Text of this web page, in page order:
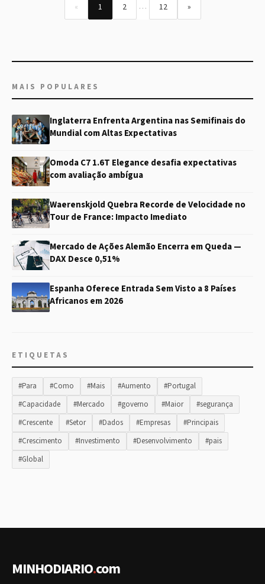
« 1 2 … 12 »
MAIS POPULARES
Inglaterra Enfrenta Argentina nas Semifinais do
Mundial com Altas Expectativas
Omoda C7 1.6T Elegance desafia expectativas
com avaliação ambígua
Waerenskjold Quebra Recorde de Velocidade no
Tour de France: Impacto Imediato
Mercado de Ações Alemão Encerra em Queda —
DAX Desce 0,51%
Espanha Oferece Entrada Sem Visto a 8 Países
Africanos em 2026
ETIQUETAS
#Para #Como #Mais #Aumento
#Portugal
#Capacidade
#Mercado #governo #Maior
#segurança
#Crescente
#Setor #Dados #Empresas
#Principais
#Crescimento
#Investimento #Desenvolvimento
#pais
#Global
MINHODIARIO.com